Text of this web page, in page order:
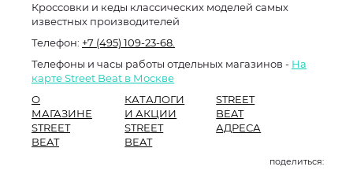
Кроссовки и кеды классических моделей самых
известных производителей
Телефон: +7 (495) 109-23-68.
Телефоны и часы работы отдельных магазинов - На
карте Street Beat в Москве
О
МАГАЗИНЕ
STREET
BEAT
КАТАЛОГИ
И АКЦИИ
STREET
BEAT
STREET
BEAT
АДРЕСА
поделиться: